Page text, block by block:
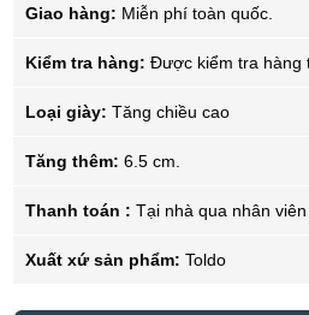
Giao hàng: Miễn phí toàn quốc.
Kiểm tra hàng: Được kiểm tra hàng
Loại giày: Tăng chiều cao
Tăng thêm: 6.5 cm.
Thanh toán : Tại nhà qua nhân
Xuất xứ sản phẩm: Toldo